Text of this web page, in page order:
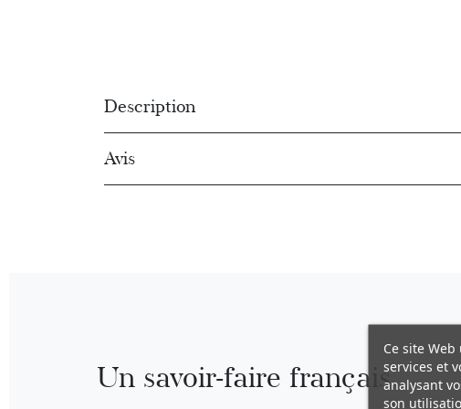
Description
Avis
Un savoir-faire français
Ce site
services et
analysant
son